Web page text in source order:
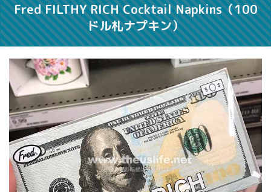
Fred FILTHY RICH Cocktail Napkins（100
ドル札ナプキン）